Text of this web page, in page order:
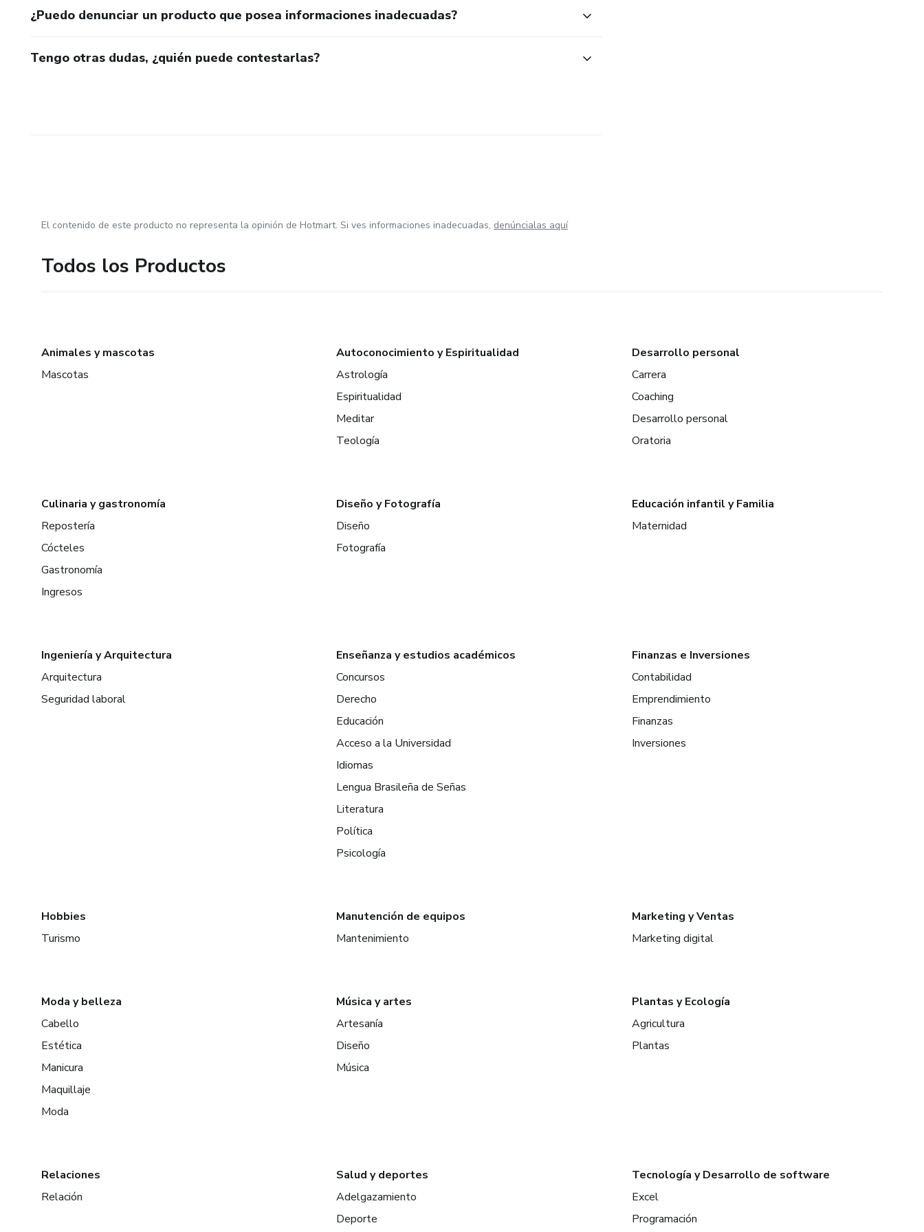
¿Puedo denunciar un producto que posea informaciones inadecuadas?
Tengo otras dudas, ¿quién puede contestarlas?
El contenido de este producto no representa la opinión de Hotmart. Si ves informaciones inadecuadas, denúncialas aquí
Todos los Productos
Animales y mascotas
Mascotas
Autoconocimiento y Espiritualidad
Astrología
Espiritualidad
Meditar
Teología
Desarrollo personal
Carrera
Coaching
Desarrollo personal
Oratoria
Culinaria y gastronomía
Repostería
Cócteles
Gastronomía
Ingresos
Diseño y Fotografía
Diseño
Fotografía
Educación infantil y Familia
Maternidad
Ingeniería y Arquitectura
Arquitectura
Seguridad laboral
Enseñanza y estudios académicos
Concursos
Derecho
Educación
Acceso a la Universidad
Idiomas
Lengua Brasileña de Señas
Literatura
Política
Psicología
Finanzas e Inversiones
Contabilidad
Emprendimiento
Finanzas
Inversiones
Hobbies
Turismo
Manutención de equipos
Mantenimiento
Marketing y Ventas
Marketing digital
Moda y belleza
Cabello
Estética
Manicura
Maquillaje
Moda
Música y artes
Artesanía
Diseño
Música
Plantas y Ecología
Agricultura
Plantas
Relaciones
Relación
Salud y deportes
Adelgazamiento
Deporte
Tecnología y Desarrollo de software
Excel
Programación